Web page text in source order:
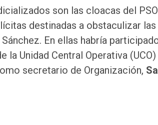
son las cloacas del
destinadas a obstaculizar
En ellas habría
la Unidad Central Operativa
secretario de Organización,